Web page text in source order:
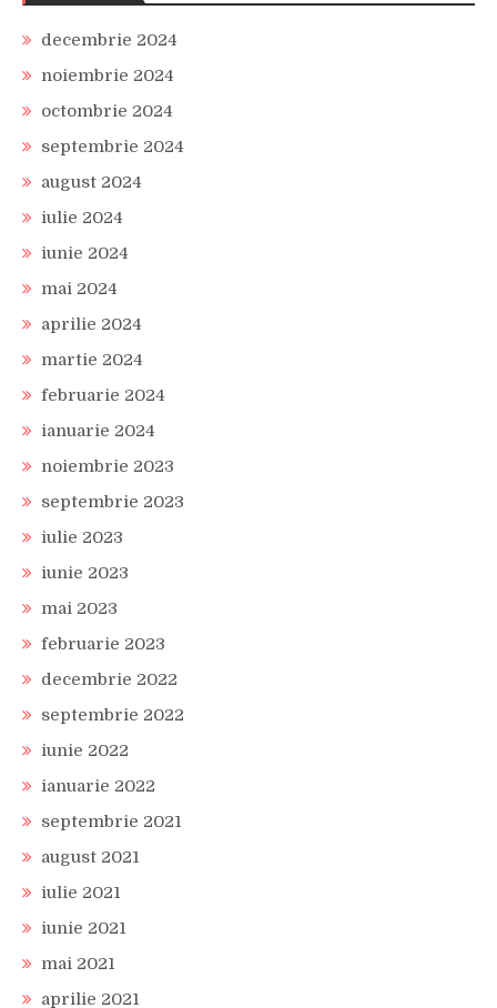
decembrie 2024
noiembrie 2024
octombrie 2024
septembrie 2024
august 2024
iulie 2024
iunie 2024
mai 2024
aprilie 2024
martie 2024
februarie 2024
ianuarie 2024
noiembrie 2023
septembrie 2023
iulie 2023
iunie 2023
mai 2023
februarie 2023
decembrie 2022
septembrie 2022
iunie 2022
ianuarie 2022
septembrie 2021
august 2021
iulie 2021
iunie 2021
mai 2021
aprilie 2021